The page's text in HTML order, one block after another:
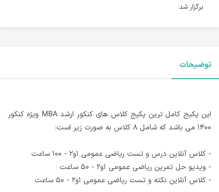
برگزار شد
توضیحات
این پکیج کامل ترین پکیج کلاس های کنکور ارشد MBA ویژه کنکور
۱۴۰۰ می باشد که شامل ۸ کلاس به صورت زیر است:
- کلاس آنلاین درس و تست ریاضی عمومی ۱و۲ - ۱۰۰ ساعت
- ویدیو حل تمرین ریاضی عمومی ۱و۲ - ۵۰ ساعت
- کلاس آنلاین نکته و تست ریاضی عمومی ۱و۲ - ۵۰ ساعت